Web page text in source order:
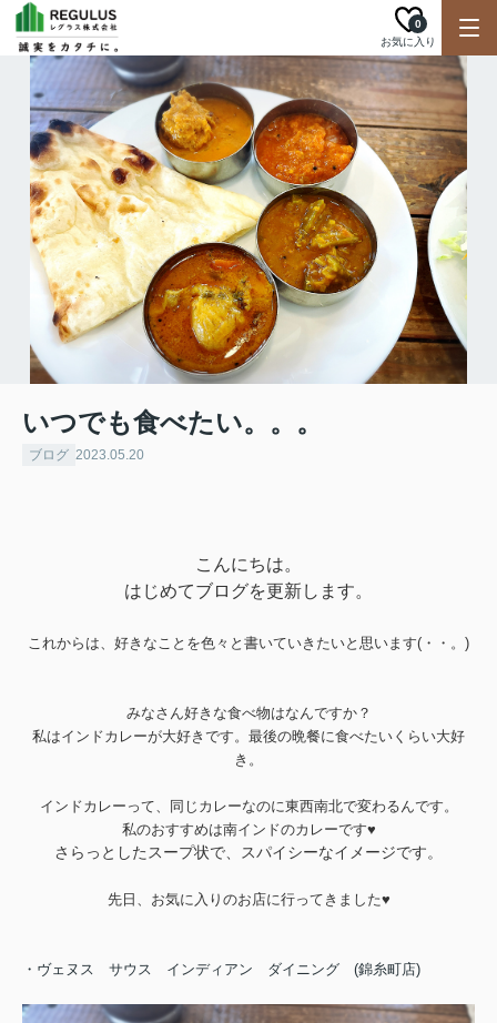
お気に入り
0
いつでも食べたい。。。
ブログ 2023.05.20
こんにちは。
はじめてブログを更新します。
これからは、好きなことを色々と書いていきたいと思います(・・。)
みなさん好きな食べ物はなんですか？
私はインドカレーが大好きです。最後の晩餐に食べたいくらい大好
き。
インドカレーって、同じカレーなのに東西南北で変わるんです。
私のおすすめは南インドのカレーです♥
さらっとしたスープ状で、スパイシーなイメージです。
先日、お気に入りのお店に行ってきました♥
・ヴェヌス サウス インディアン ダイニング (錦糸町店)